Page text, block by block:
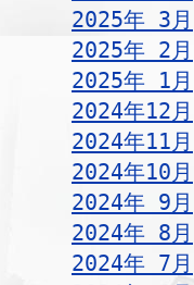
2025年 3月
2025年 2月
2025年 1月
2024年12月
2024年11月
2024年10月
2024年 9月
2024年 8月
2024年 7月